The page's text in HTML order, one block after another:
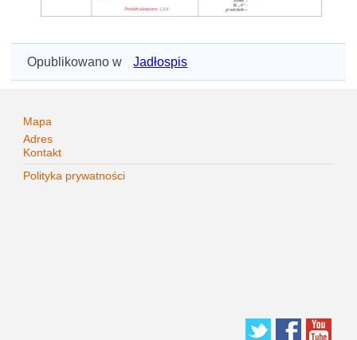
Opublikowano w Jadłospis
Mapa
Adres
Kontakt
Polityka prywatności